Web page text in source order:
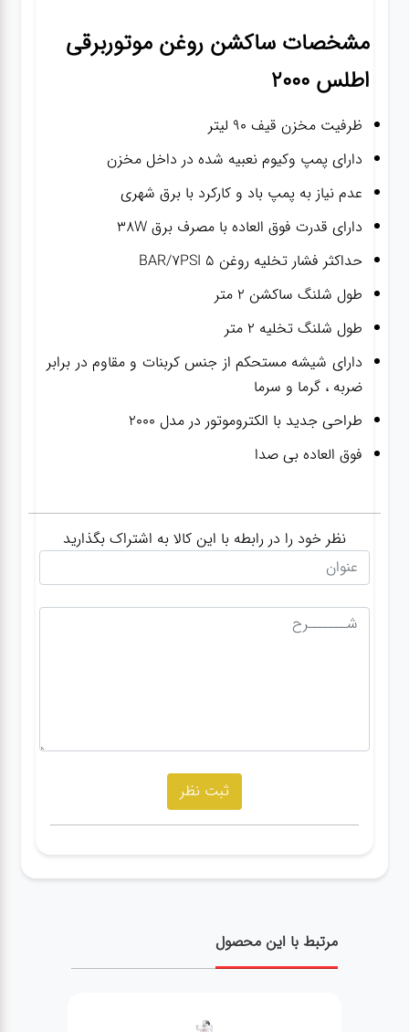
مشخصاتساکشن روغن موتوربرقی
اطلس 2000
ظرفیت مخزن قیف ۹۰ لیتر
دارای پمپ وکیوم نعبیه شده در داخل مخزن
عدم نیاز به پمپ باد و کارکرد با برق شهری
دارای قدرت فوق العاده با مصرف برق ۳۸W
حداکثر فشار تخلیه روغن ۵ BAR/7PSI
طول شلنگ ساکشن 2 متر
طول شلنگ تخلیه 2 متر
دارای شیشه مستحکم از جنس کربنات و مقاوم در برابر
ضربه ، گرما و سرما
طراحی جدید با الکتروموتور در مدل 2000
فوق العاده بی صدا
نظر خود را در رابطه با این کالا به اشتراک بگذارید
مرتبط با این محصول